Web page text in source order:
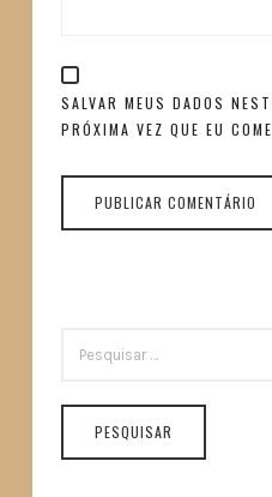
SALVAR MEUS DADOS
PRÓXIMA VEZ QUE EU
POR: